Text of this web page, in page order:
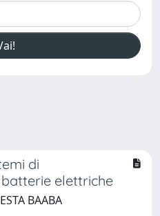
di
elettriche
BAABA